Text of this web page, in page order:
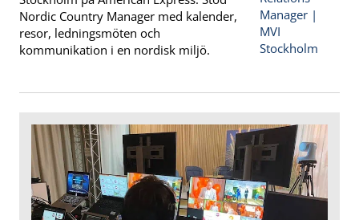
Nordic Country Manager med kalender,
resor, ledningsmöten och
kommunikation i en nordisk miljö.